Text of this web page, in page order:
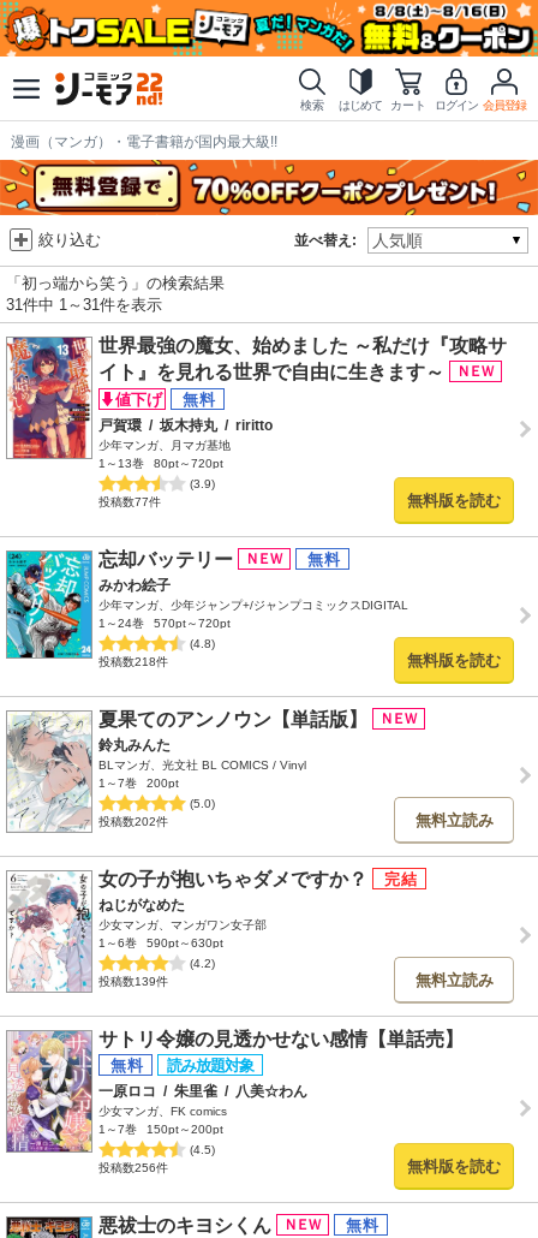
検索 はじめて カート ログイン 会員登録
漫画（マンガ）・電子書籍が国内最大級!!
並べ替え:
絞り込む
「初っ端から笑う」の検索結果
31件中 1～31件を表示
世界最強の魔女、始めました ～私だけ『攻略サ
イト』を見れる世界で自由に生きます～
戸賀環 / 坂木持丸 / riritto
少年マンガ、月マガ基地
1～13巻
80pt～720pt
(3.9)
投稿数77件
無料版を読む
忘却バッテリー
みかわ絵子
少年マンガ、少年ジャンプ+/ジャンプコミックスDIGITAL
1～24巻
570pt～720pt
(4.8)
投稿数218件
無料版を読む
夏果てのアンノウン【単話版】
鈴丸みんた
BLマンガ、光文社 BL COMICS / Vinyl
1～7巻
200pt
(5.0)
投稿数202件
無料立読み
女の子が抱いちゃダメですか？
ねじがなめた
少女マンガ、マンガワン女子部
1～6巻
590pt～630pt
(4.2)
投稿数139件
無料立読み
サトリ令嬢の見透かせない感情【単話売】
一原ロコ / 朱里雀 / 八美☆わん
少女マンガ、FK comics
1～7巻
150pt～200pt
(4.5)
投稿数256件
無料版を読む
悪祓士のキヨシくん